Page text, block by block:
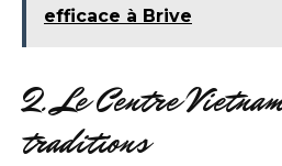
efficace à Brive
2. Le Centre
traditions